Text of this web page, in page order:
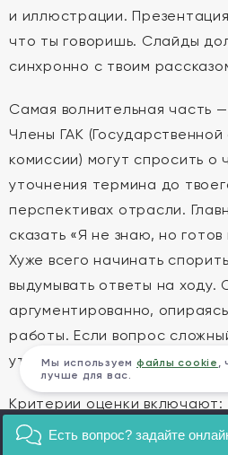
и иллюстрации.
что ты говоришь. Слайды
синхронно с твоим
Самая волнительная часть
Члены ГАК
комиссии) могут спросить о
уточнения термина до
перспективах отрасли.
сказать «Я не знаю, но
Хуже всего начинать
выдумывать ответы на ходу.
аргументированно,
работы. Если вопрос
уточнить его или взять
Критерии оценки включают:
работы, уровень доклада,
Мы используем файлы cookie ,
лучше для вас.
Есть вопрос? задайте